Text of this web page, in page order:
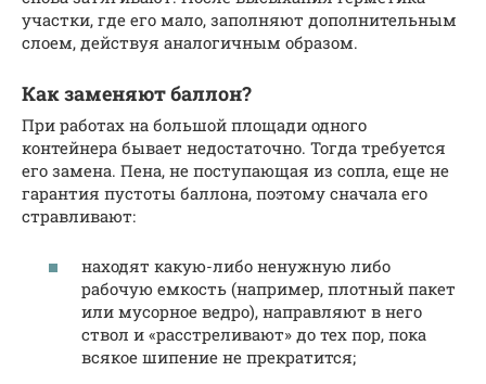
участки, где его мало, заполняют дополнительным
слоем, действуя аналогичным образом.
Как заменяют баллон?
При работах на большой площади одного
контейнера бывает недостаточно. Тогда требуется
его замена. Пена, не поступающая из сопла, еще не
гарантия пустоты баллона, поэтому сначала его
стравливают:
находят какую-либо ненужную либо
рабочую емкость (например, плотный пакет
или мусорное ведро), направляют в него
ствол и «расстреливают» до тех пор, пока
всякое шипение не прекратится;